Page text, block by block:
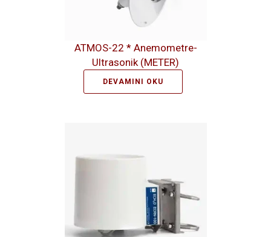
ATMOS-22 * Anemometre-
Ultrasonik (METER)
DEVAMINI OKU